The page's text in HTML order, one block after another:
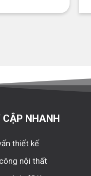
CẬP NHANH
thiết kế
nội thất